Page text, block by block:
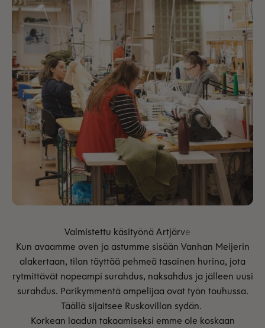
Kun avaamme oven ja astumme sisään Vanhan Meijerin
alakertaan, tilan täyttää pehmeä tasainen hurina, jota
rytmittävät nopeampi surahdus, naksahdus ja jälleen uusi
surahdus. Parikymmentä ompelijaa ovat työn touhussa.
Täällä sijaitsee Ruskovillan sydän.
Korkean laadun takaamiseksi emme ole koskaan